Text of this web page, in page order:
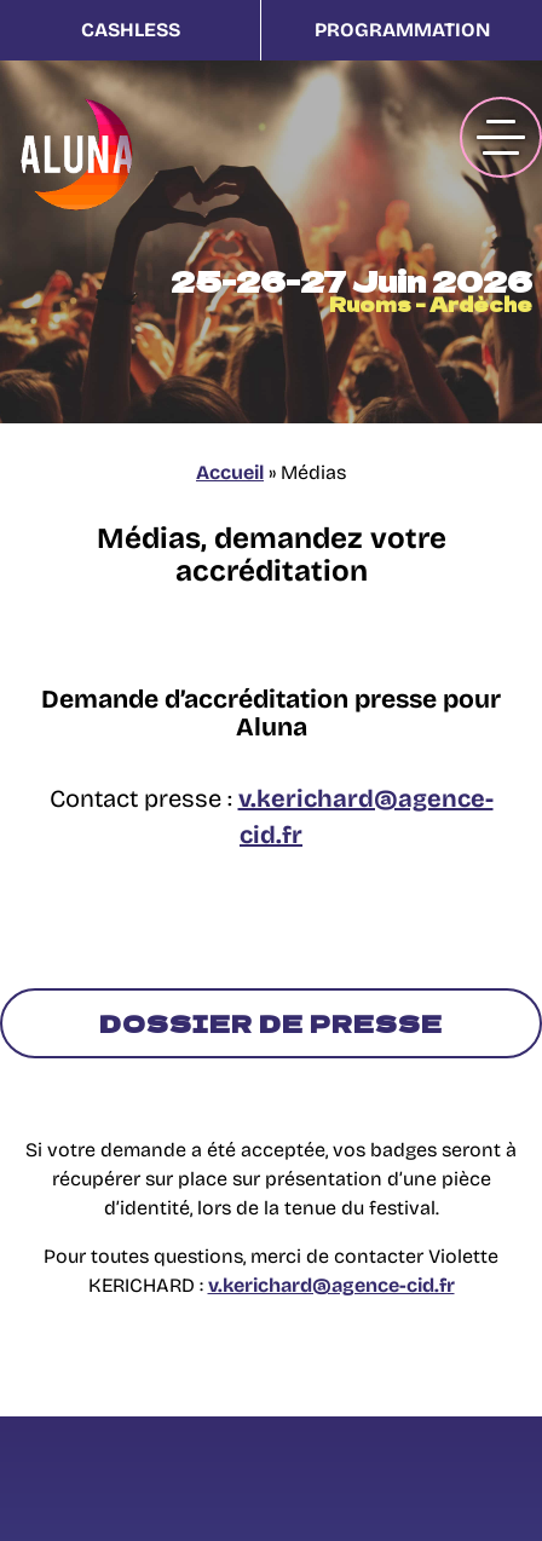
25-26-27 Juin 2026
Ruoms - Ardèche
CASHLESS PROGRAMMATION
Accueil » Médias
Médias, demandez votre
accréditation
Demande d’accréditation presse pour
Aluna
Contact presse : v.kerichard@agence-
cid.fr
DOSSIER DE PRESSE
Si votre demande a été acceptée, vos badges seront à
récupérer sur place sur présentation d’une pièce
d’identité, lors de la tenue du festival.
Pour toutes questions, merci de contacter Violette
KERICHARD : v.kerichard@agence-cid.fr